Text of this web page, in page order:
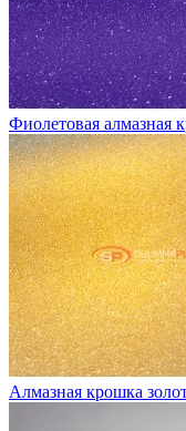
Фиолетовая алмазная
Алмазная крошка